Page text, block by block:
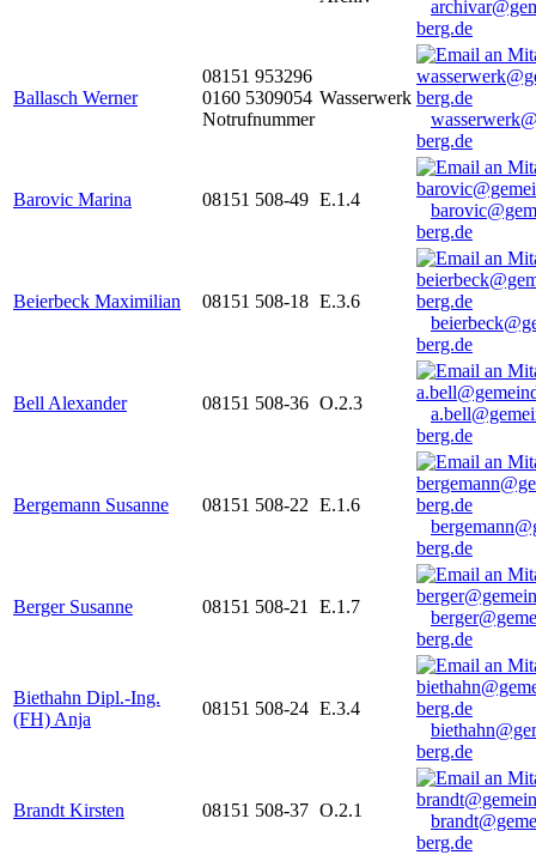
berg.de
Ballasch Werner
08151 953296
0160 5309054
Notrufnummer
Wasserwerk
berg.de
Barovic Marina 08151 508-49 E.1.4
berg.de
Beierbeck Maximilian 08151 508-18 E.3.6
berg.de
Bell Alexander 08151 508-36 O.2.3
berg.de
Bergemann Susanne 08151 508-22 E.1.6
berg.de
Berger Susanne 08151 508-21 E.1.7
berg.de
Biethahn Dipl.-Ing.
(FH) Anja
08151 508-24 E.3.4
berg.de
Brandt Kirsten 08151 508-37 O.2.1
berg.de